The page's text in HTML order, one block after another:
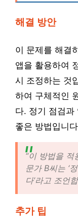
해결 방안
이 문제를 해결
앱을 활용하여
시 조정하는 것
하여 구체적인
다. 정기 점검과
좋은 방법입니
“이 방법을 적
문가 B씨는 ‘
다’라고 조언
추가 팁